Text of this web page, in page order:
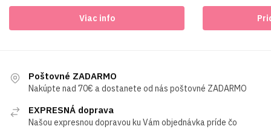
34.00€.29.00€.
Viac info
27.00€.
Poštovné ZADARMO
Nakúpte nad 70€ a dostanete od nás poštovné ZADARMO
EXPRESNÁ doprava
Našou expresnou dopravou ku Vám objednávka príde čo